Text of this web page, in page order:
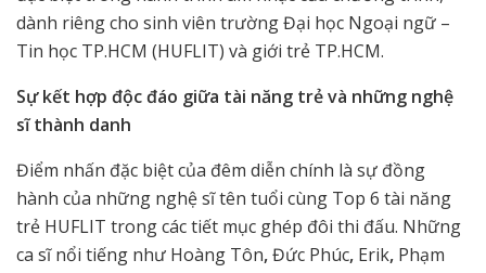
dành riêng cho sinh viên trường Đại học Ngoại ngữ –
Tin học TP.HCM (HUFLIT) và giới trẻ TP.HCM.
Sự kết hợp độc đáo giữa tài năng trẻ và những nghệ
sĩ thành danh
Điểm nhấn đặc biệt của đêm diễn chính là sự đồng
hành của những nghệ sĩ tên tuổi cùng Top 6 tài năng
trẻ HUFLIT trong các tiết mục ghép đôi thi đấu. Những
ca sĩ nổi tiếng như Hoàng Tôn,Đức Phúc, Erik, Phạm